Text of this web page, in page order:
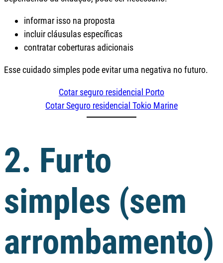
informar isso na proposta
incluir cláusulas específicas
contratar coberturas adicionais
Esse cuidado simples pode evitar uma negativa no futuro.
Cotar seguro residencial Porto
Cotar Seguro residencial Tokio Marine
2. Furto
simples (sem
arrombamento)